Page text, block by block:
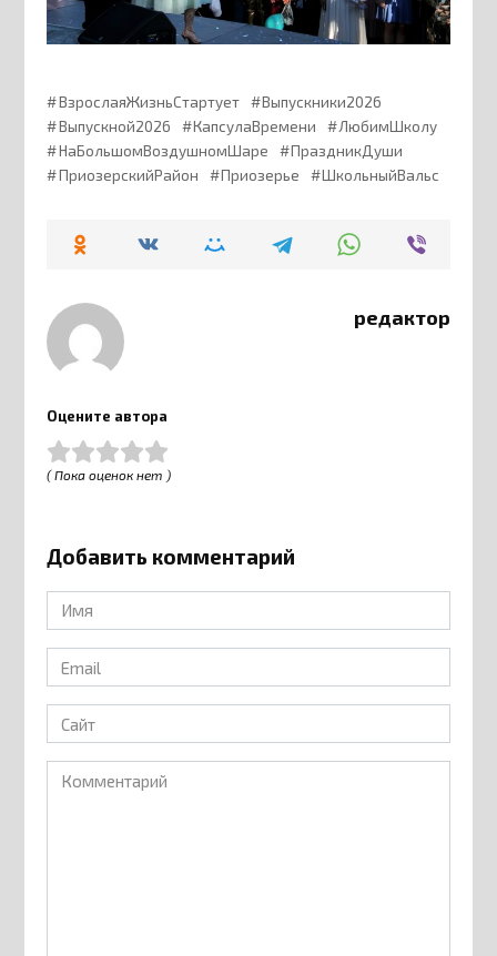
ВзрослаяЖизньСтартует
Выпускники2026
Выпускной2026
КапсулаВремени
ЛюбимШколу
НаБольшомВоздушномШаре
ПраздникДуши
ПриозерскийРайон
Приозерье ШкольныйВальс
редактор
Оцените автора
( Пока оценок нет )
Добавить комментарий
Имя
*
Email
*
Сайт
Комментарий